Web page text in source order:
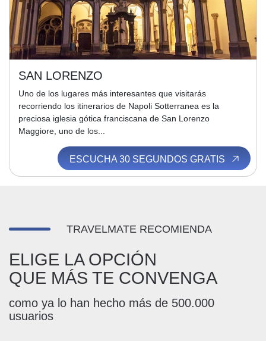
SAN LORENZO
Uno de los lugares más interesantes que visitarás
recorriendo los itinerarios de Napoli Sotterranea es la
preciosa iglesia gótica franciscana de San Lorenzo
Maggiore, uno de los...
ESCUCHA 30 SEGUNDOS GRATIS
TRAVELMATE RECOMIENDA
ELIGE LA OPCIÓN
QUE MÁS TE CONVENGA
como ya lo han hecho más de 500.000
usuarios